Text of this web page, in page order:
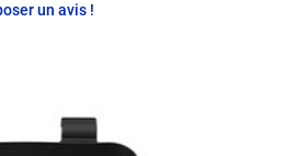
un avis !